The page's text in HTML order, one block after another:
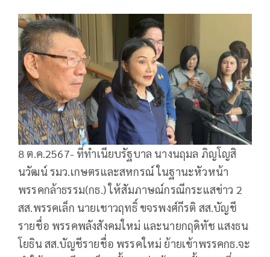
8 ต.ค.2567- ที่ทำเนียบรัฐบาล นางนฤมล ภิญโญสิ
นวัฒน์ รมว.เกษตรและสหกรณ์ ในฐานะหัวหน้า
พรรคกล้าธรรม(กธ.) ให้สัมภาษณ์กรณีกระแสข่าว 2
สส.พรรคเล็ก นายเชาวฤทธิ์ ขจรพงศ์กีรติ สส.บัญชี
รายชื่อ พรรคพลังสังคมใหม่ และนายกฤดิทัช แสงธน
โยธิน สส.บัญชีรายชื่อ พรรคใหม่ ย้ายเข้าพรรคกธ.จะ